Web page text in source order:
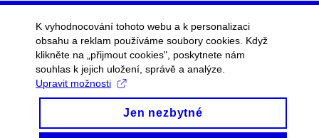
K vyhodnocování tohoto webu a k personalizaci
obsahu a reklam používáme soubory cookies. Když
klikněte na „přijmout cookies", poskytnete nám
souhlas k jejich uložení, správě a analýze.
Upravit možnosti
Jen nezbytné